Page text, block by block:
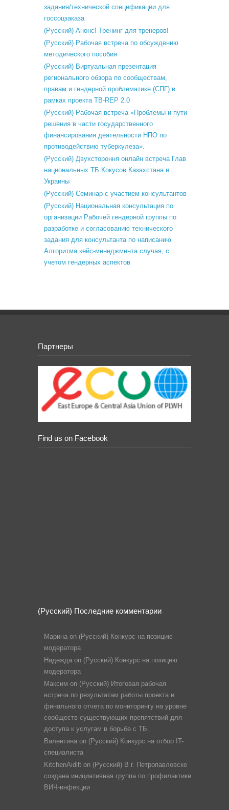
задания/технической спецификации для
госсоцзаказа
(Русский) Анонс! Тренинг для тренеров!
(Русский) Рабочая встреча по обсуждению
методического пособия
(Русский) Виртуальная презентация
регионального обзора по сообществам,
правам и гендерной проблематике (СПГ) в
рамках проекта TB-REP 2.0
(Русский) Рабочая встреча «Проблемы и пути
решения в части государственного
финансирования деятельности НПО по
противодействию туберкулеза».
(Русский) Двухстороння онлайн встреча Глав
национальных ТБ Кокусов Казахстана и
Украины
(Русский) Семинар с участием консультантов
(Русский) Национальная консультация по
организации Рабочей гендерной группы по
разработке и согласованию технического
задания для консультанта по написанию
Алгоритма кейс-менеджмента случая, с
учетом гендерных аспектов
Партнеры
Find us on Facebook
(Русский) Последние комментарии
Марина on (Русский) Конкурс на позицию
модератора
Надежда on (Русский) Конкурс на позицию
модератора
Максим on (Русский) Итоговая рабочая
встреча по результатам работы проекта и
финального отчета по мониторингу на уровне
сообществ существующих препятствий для
доступа к услугам в борьбе с ТБ.
Валентина on (Русский) Конкурс на отбор IT-
специалиста
KitchenAidllt on (Русский) В г. Петропавловске
создана инициативная группа по профилактике
ВИЧ-инфекции